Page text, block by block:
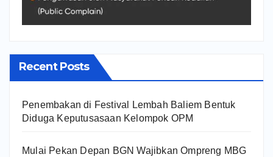
Recent Posts
Penembakan di Festival Lembah Baliem Bentuk
Diduga Keputusasaan Kelompok OPM
Mulai Pekan Depan BGN Wajibkan Ompreng MBG